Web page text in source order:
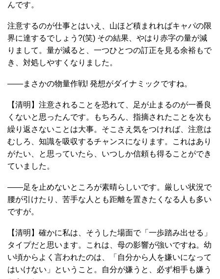
んです。
注意するのが仕事とはいえ、山ほど積まれればキャパの限
界に達するでしょう?(笑) その結果、やはり赤字の量が減
りまして。量が減ると、一つひとつの訂正を見る余裕もで
き、対処しやすくなりました。
――まさかの物量作戦! 発想がダイナミックですね。
【清明】注意されることを恐れて、足が止まるのが一番良
くないと思ったんです。もちろん、指摘されたことを次も
繰り返さないことは大事。そこさえ気をつければ、注意は
むしろ、知識を吸収するチャンスになります。これはあり
がたい、と思っていたら、いつしか信頼も得ることができ
ていました。
――足を止めないところが素晴らしいです。厳しい状況で
腰が引けたり、苦手な人とも距離を置きたくなる人も多い
ですが。
【清明】確かに私は、そうした場面で「一歩踏み出せる」
タイプだと思います。これは、母の影響が強いですね。幼
い頃からよく言われたのは、「自分から人を嫌いになって
はいけない」ということ。自分が嫌うと、必ず相手も嫌う